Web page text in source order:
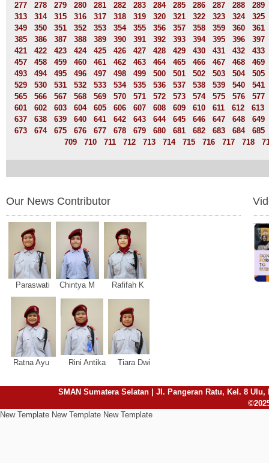
277
278 279 280 281 282 283 284 285 286 287 288
289
313
314 315 316 317 318 319 320 321 322 323 324
325
349
350 351 352 353 354 355 356 357 358 359 360
361
385
386 387 388 389 390 391 392 393 394 395 396
397
421
422 423 424 425 426 427 428 429 430 431 432
433
457
458 459 460 461 462 463 464 465 466 467 468
469
493
494 495 496 497 498 499 500 501 502 503 504
505
529
530 531 532 533 534 535 536 537 538 539 540
541
565
566 567 568 569 570 571 572 573 574 575 576
577
601
602 603 604 605 606 607 608 609 610 611 612
613
637
638 639 640 641 642 643 644 645 646 647 648
649
673
674 675 676 677 678 679 680 681 682 683 684
685
709
710 711 712 713 714 715 716 717 718
Our News Contributor
Paraswati Chintya M Rafifah K
Ratna Ayu Rini Antika Tiara Dwi
SMAN Sumatera Selatan | Jl. Pangeran Ratu, Kel. 8 Ulu,
New Template New Template New Template